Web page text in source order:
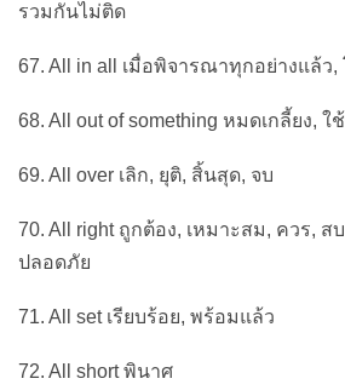
รวมกันไม่ติด
67. All in all เมื่อพิจารณาทุกอย่างแล้ว
68. All out of something หมดเกลี้ยง,
69. All over เลิก, ยุติ, สิ้นสุด, จบ
70. All right ถูกต้อง, เหมาะสม, ควร, ส
ปลอดภัย
71. All set เรียบร้อย, พร้อมแล้ว
72. All short พินาศ